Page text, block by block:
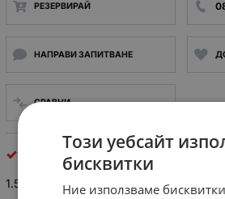
РЕЗЕРВИРАЙ
НАПРАВИ ЗАПИТВАНЕ
СРАВНИ
резистори
1.5 Mohm/0.5W
Този уебсайт
бисквитки
Ние използваме